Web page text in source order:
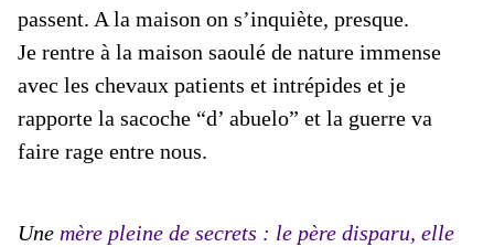
passent. A la maison on s’inquiète, presque.
Je rentre à la maison saoulé de nature immense
avec les chevaux patients et intrépides et je
rapporte la sacoche “d’ abuelo” et la guerre va
faire rage entre nous.
Une mère pleine de secrets : le père disparu, elle